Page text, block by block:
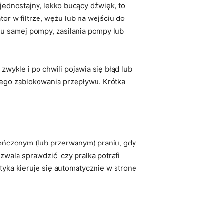
lekko bucący dźwięk, to
w filtrze, wężu lub na wejściu do
samej pompy, zasilania pompy lub
i po chwili pojawia się błąd lub
zablokowania przepływu. Krótka
(lub przerwanym) praniu, gdy
sprawdzić, czy pralka potrafi
kieruje się automatycznie w stronę